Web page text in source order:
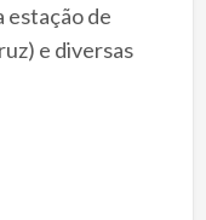
estação de
e diversas